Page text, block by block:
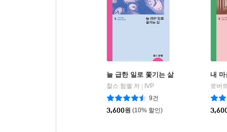
늘 급한 일로 쫓기는 삶
찰스 험멜 저
IVP
9건
3,600원 (10% 할인)
내 마
로버